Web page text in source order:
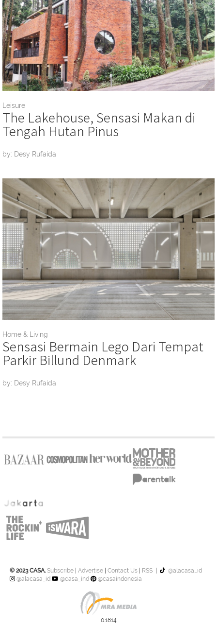
Leisure
The Lakehouse, Sensasi Makan di
Tengah Hutan Pinus
by: Desy Rufaida
Home & Living
Sensasi Bermain Lego Dari Tempat
Parkir Billund Denmark
by: Desy Rufaida
© 2023 CASA.Subscribe Advertise Contact Us RSS
@alacasa_id
@alacasa_id
@casa_ind @casaindonesia
0.1814